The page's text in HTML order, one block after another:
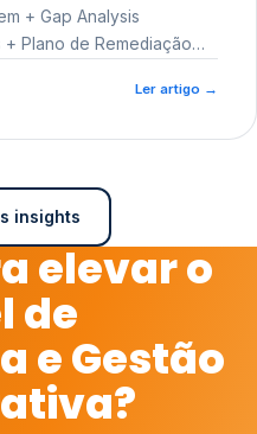
+ Gap Analysis
Plano de Remediação
Ler artigo →
insights
elevar o
de
e Gestão